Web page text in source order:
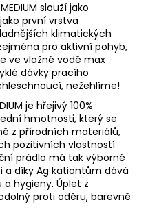
slouží jako
první vrstva
klimatických
pro aktivní pohyb,
ve vlažné vodě max
dávky pracího
nežehlíme!
je hřejivý 100%
hmotnosti, který se
z přírodních materiálů,
pozitivních vlastností
prádlo má tak výborné
a díky Ag kationtům dává
hygieny. Úplet z
proti oděru, barevně